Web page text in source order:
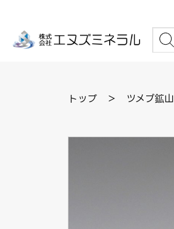
トップ ＞ ツメブ鉱山